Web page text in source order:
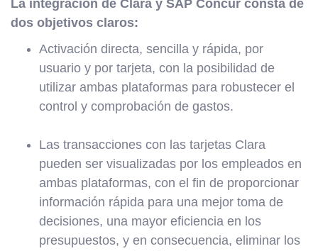
La integración de Clara y SAP Concur consta de
dos objetivos claros:
Activación directa, sencilla y rápida, por
usuario y por tarjeta, con la posibilidad de
utilizar ambas plataformas para robustecer el
control y comprobación de gastos.
Las transacciones con las tarjetas Clara
pueden ser visualizadas por los empleados en
ambas plataformas, con el fin de proporcionar
información rápida para una mejor toma de
decisiones, una mayor eficiencia en los
presupuestos, y en consecuencia, eliminar los